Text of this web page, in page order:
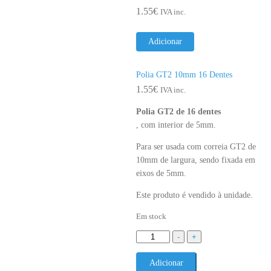
1.55€ IVA inc.
Adicionar
Polia GT2 10mm 16 Dentes
1.55€ IVA inc.
Polia GT2 de 16 dentes
, com interior de 5mm.
Para ser usada com correia GT2 de
10mm de largura, sendo fixada em
eixos de 5mm.
Este produto é vendido à unidade.
Em stock
-
Quantidade
Polia
+
Adicionar